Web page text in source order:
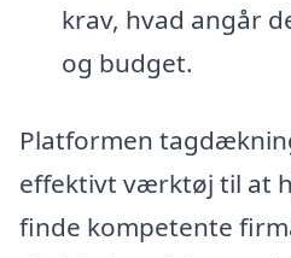
krav, hvad angår
og budget.
Platformen
effektivt værktøj til at
finde kompetente